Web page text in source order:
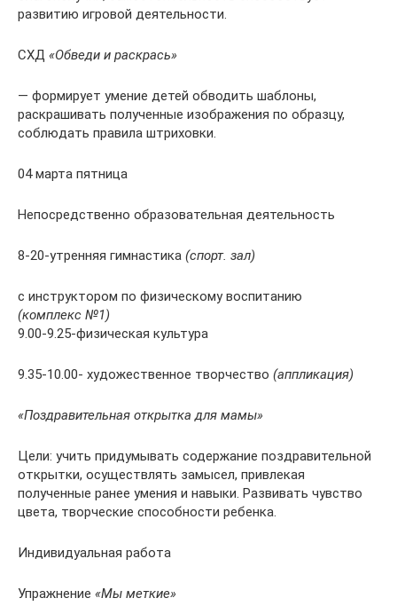
развитию игровой деятельности.
СХД «Обведи и раскрась»
— формирует умение детей обводить шаблоны,
раскрашивать полученные изображения по образцу,
соблюдать правила штриховки.
04 марта пятница
Непосредственно образовательная деятельность
8-20-утренняя гимнастика (спорт. зал)
с инструктором по физическому воспитанию
(комплекс №1)
9.00-9.25-физическая культура
9.35-10.00- художественное творчество (аппликация)
«Поздравительная открытка для мамы»
Цели: учить придумывать содержание поздравительной
открытки, осуществлять замысел, привлекая
полученные ранее умения и навыки. Развивать чувство
цвета, творческие способности ребенка.
Индивидуальная работа
Упражнение «Мы меткие»